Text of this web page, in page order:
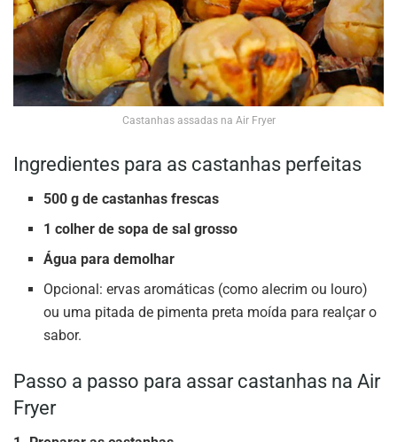
Castanhas assadas na Air Fryer
Ingredientes para as castanhas perfeitas
500 g de castanhas frescas
1 colher de sopa de sal grosso
Água para demolhar
Opcional: ervas aromáticas (como alecrim ou louro)
ou uma pitada de pimenta preta moída para realçar o
sabor.
Passo a passo para assar castanhas na Air
Fryer